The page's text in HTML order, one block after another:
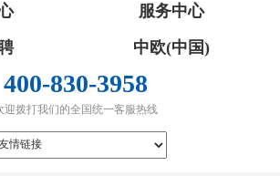
服务中心
中欧(中国)
400-830-3958
迎拨打我们的全国统一客服热线